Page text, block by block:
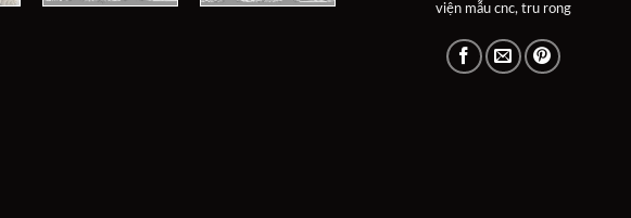
viện mẫu cnc, tru rong